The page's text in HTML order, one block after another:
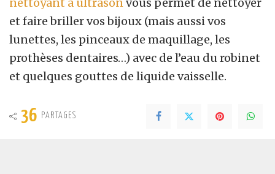
et faire briller vos bijoux (mais aussi vos
lunettes, les pinceaux de maquillage, les
prothèses dentaires…) avec de l’eau du robinet
et quelques gouttes de liquide vaisselle.
36 PARTAGES